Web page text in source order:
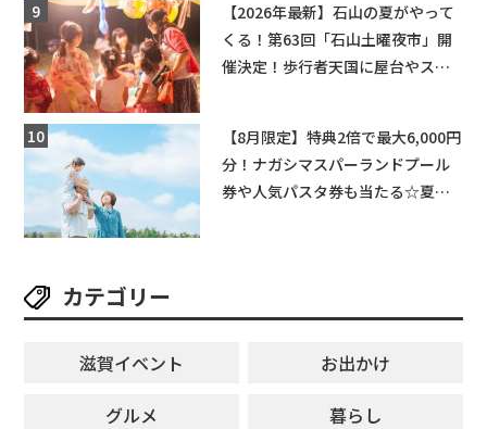
【2026年最新】石山の夏がやって
くる！第63回「石山土曜夜市」開
催決定！歩行者天国に屋台やステ
【8月限定】特典2倍で最大6,000円
分！ナガシマスパーランドプール
券や人気パスタ券も当たる☆夏休
カテゴリー
滋賀イベント
お出かけ
グルメ
暮らし